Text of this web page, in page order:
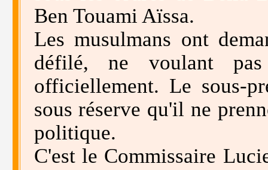
Ben Touami Aïssa.
Les musulmans ont
défilé, ne voulant
officiellement. Le sous-
sous réserve qu'il ne
politique.
C'est le Commissaire